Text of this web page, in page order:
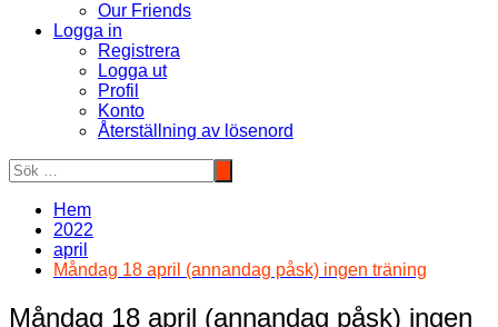
Our Friends
Logga in
Registrera
Logga ut
Profil
Konto
Återställning av lösenord
Hem
2022
april
Måndag 18 april (annandag påsk) ingen träning
Måndag 18 april (annandag påsk) ingen